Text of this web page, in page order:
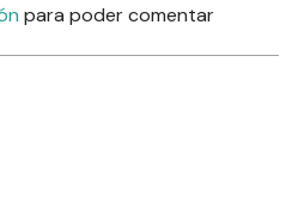
para poder comentar